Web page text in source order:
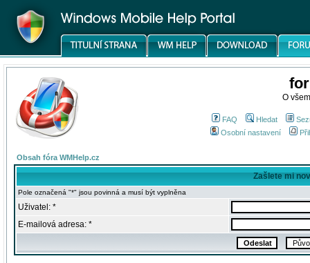
O
FAQ Hledat
Osobní nastavení
Obsah fóra WMHelp.cz
Zašlete mi
Pole označená "*" jsou povinná a musí být vyplněna
Uživatel: *
E-mailová adresa: *